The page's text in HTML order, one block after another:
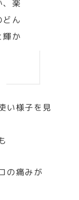
、楽
どん
輝か
い様子を見
の痛みが